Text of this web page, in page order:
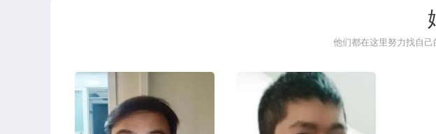
他们都在这里努力找自己